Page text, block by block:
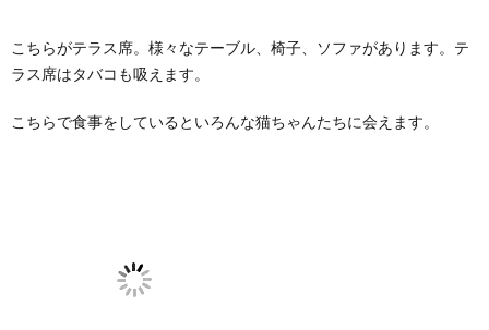
こちらがテラス席。様々なテーブル、椅子、ソファがあります。テ
ラス席はタバコも吸えます。
こちらで食事をしているといろんな猫ちゃんたちに会えます。